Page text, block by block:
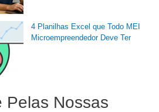
4 Planilhas Excel que Todo MEI
Microempreendedor Deve Ter
Pelas Nossas